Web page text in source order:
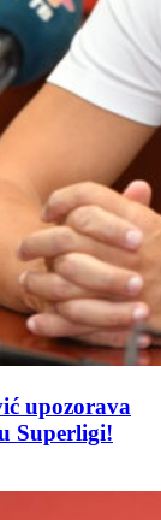
upozorava
Superligi!